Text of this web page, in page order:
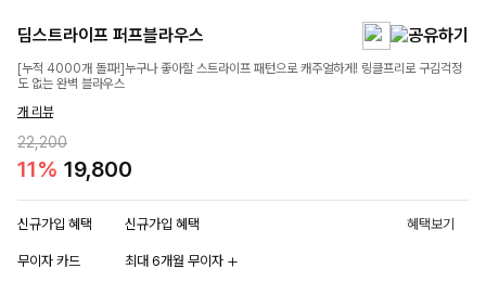
딤스트라이프 퍼프블라우스
[누적 4000개 돌파!]누구나 좋아할 스트라이프 패턴으로 캐주얼하게! 링클프리로 구김걱정
도 없는 완벽 블라우스
개 리뷰
22,200
11% 19,800
신규가입 혜택 신규가입 혜택 혜택보기
무이자 카드 최대 6개월 무이자